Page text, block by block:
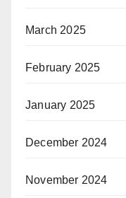
March 2025
February 2025
January 2025
December 2024
November 2024